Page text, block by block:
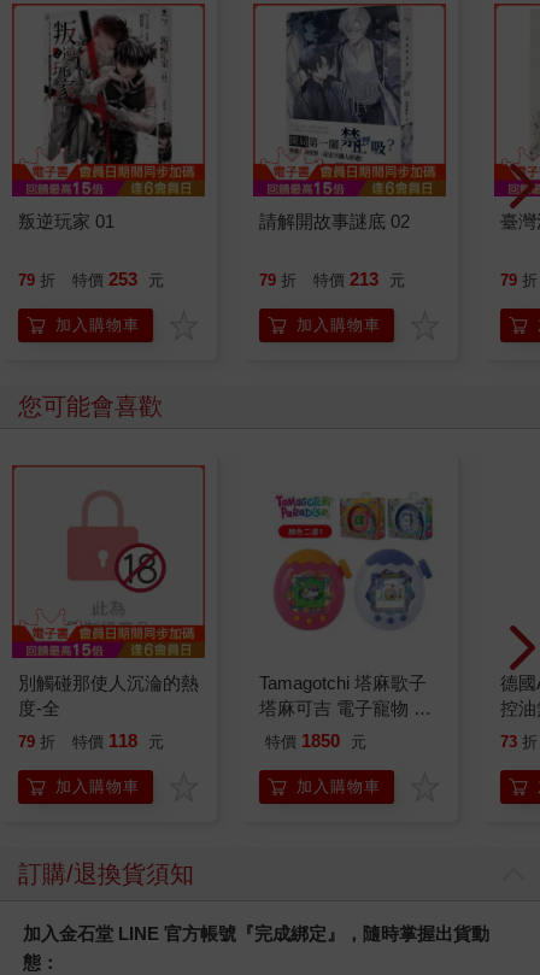
叛逆玩家 01
79 折 特價 253 元
加入購物車
請解開故事謎底 02
79 折 特價 213 元
加入購物車
臺
79 折
您可能會喜歡
別觸碰那使人沉淪的熱
度-全
79 折 特價 118 元
加入購物車
Tamagotchi 塔麻歌子
塔麻可吉 電子寵物 樂
園系列（熱帶橙果／極
特價 1850 元
加入購物車
德國
控
凝露
調
滋
73 折
訂購/退換貨須知
加入金石堂 LINE 官方帳號『完成綁定』，隨時掌握出貨動
態：